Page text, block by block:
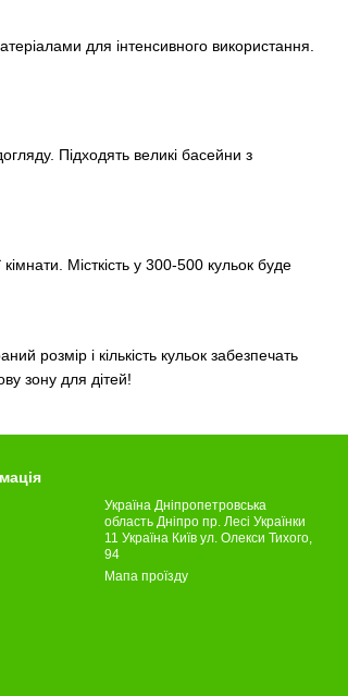
для інтенсивного використання.
Підходять великі басейни з
Місткість у 300-500 кульок буде
розмір і кількість кульок забезпечать
зону для дітей!
Україна Дніпропетровська
область Дніпро пр. Лесі Українки
11 Україна Київ ул. Олекси Тихого,
94
Мапа проїзду